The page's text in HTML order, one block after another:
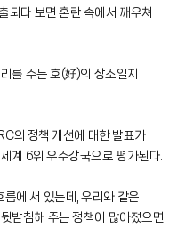
되다 보면 혼란 속에서 깨우쳐
를 주는 호(好)의 장소일지
의 정책 개선에 대한 발표가
계 6위 우주강국으로 평가된다.
에 서 있는데, 우리와 같은
받침해 주는 정책이 많아졌으면